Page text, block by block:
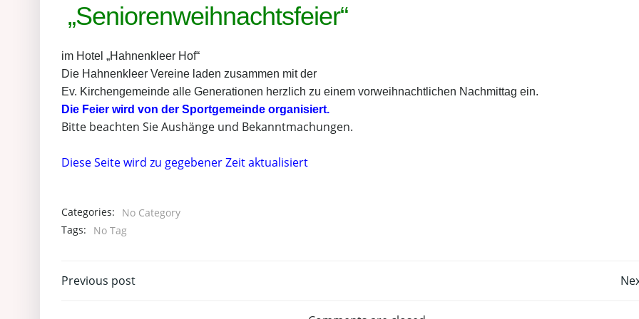
„Seniorenweihnachtsfeier“
im Hotel „Hahnenkleer Hof“
Die Hahnenkleer Vereine laden zusammen mit der
Ev. Kirchengemeinde alle Generationen herzlich zu einem vorweihnachtlichen Nachmittag ein.
Die Feier wird von der Sportgemeinde organisiert.
Bitte beachten Sie Aushänge und Bekanntmachungen.
Diese Seite wird zu gegebener Zeit aktualisiert
Categories:
No Category
Tags:
No Tag
Post
Previous post